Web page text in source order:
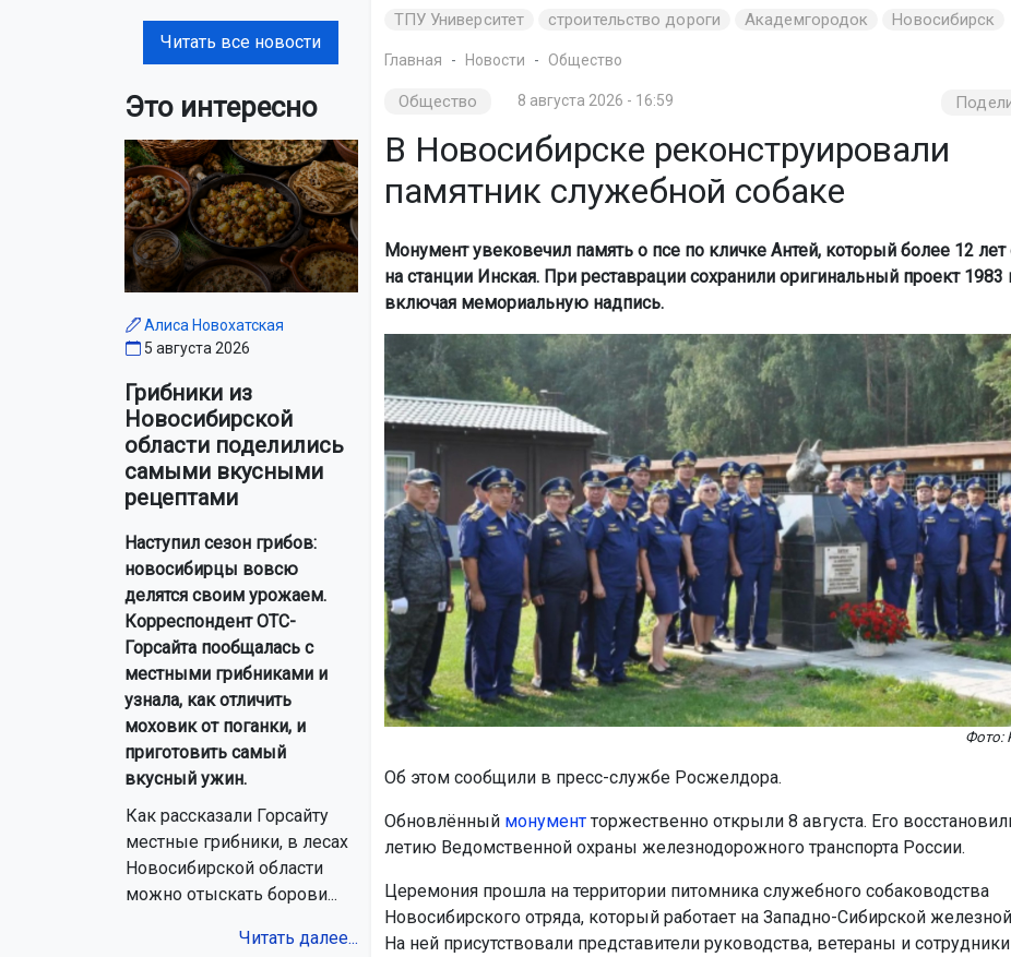
Читать все новости
Это интересно
Алиса Новохатская
5 августа 2026
Грибники из
Новосибирской
области поделились
самыми вкусными
рецептами
Наступил сезон грибов:
новосибирцы вовсю
делятся своим урожаем.
Корреспондент ОТС-
Горсайта пообщалась с
местными грибниками и
узнала, как отличить
моховик от поганки, и
приготовить самый
вкусный ужин.
Как рассказали Горсайту
местные грибники, в лесах
Новосибирской области
можно отыскать борови...
Читать далее...
ТПУ Университет строительство дороги Академгородок Новосибирск
Главная Новости Общество
Общество 8 августа 2026 - 16:59
В Новосибирске реконструировали
памятник служебной собаке
Монумент увековечил память о псе по кличке Антей, который более 12
на станции Инская. При реставрации сохранили оригинальный проект 1983
включая мемориальную надпись.
Фото:
Об этом сообщили в пресс-службе Росжелдора.
Обновлённый монументторжественно открыли 8 августа. Его
летию Ведомственной охраны железнодорожного транспорта России.
Церемония прошла на территории питомника служебного собаководства
Новосибирского отряда, который работает на Западно-Сибирской
На ней присутствовали представители руководства, ветераны и